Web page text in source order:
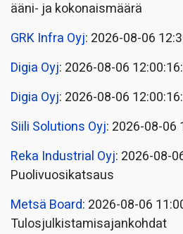
ääni- ja kokonaismäärä
GRK Infra Oyj: 2026-08-06
Digia Oyj: 2026-08-06
Digia Oyj: 2026-08-06
Siili Solutions Oyj: 2026-08-06
Reka Industrial Oyj: 2026-08-
Puolivuosikatsaus
Metsä Board: 2026-08-06
Tulosjulkistamisajankohdat